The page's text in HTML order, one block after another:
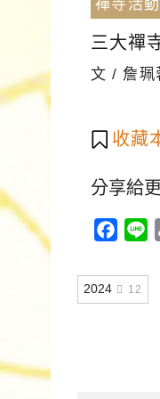
禪寺活
三大禪
文 / 詹珮
收藏
分享給
2024 12